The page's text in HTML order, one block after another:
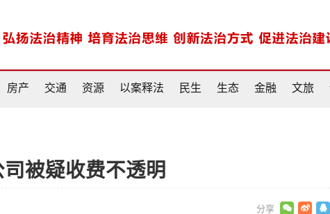
房产 交通 资源 以案释法 民生 生态 金融 文旅
被疑收费不透明